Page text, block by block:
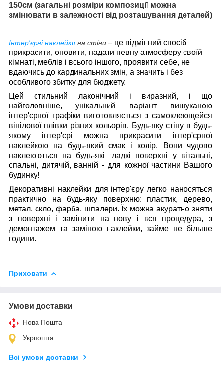
150см (загальні розміри композиції можна
змінювати в залежності від розташування деталей)
Інтер'єрні наклейки на стіни – це відмінний спосіб
прикрасити, оновити, надати певну атмосферу своїй
кімнаті, меблів і всього іншого, проявити себе, не
вдаючись до кардинальних змін, а значить і без
особливого збитку для бюджету.
Цей стильний лаконічний і виразний, і що
найголовніше, унікальний варіант вишуканою
інтер'єрної графіки виготовляється з самоклеющейся
вінілової плівки різних кольорів. Будь-яку стіну в будь-
якому інтер'єрі можна прикрасити інтер'єрної
наклейкою на будь-який смак і колір. Вони чудово
наклеюються на будь-які гладкі поверхні у вітальні,
спальні, дитячій, ванній - для кожної частини Вашого
будинку!
Декоративні наклейки для інтер'єру легко наносяться
практично на будь-яку поверхню: пластик, дерево,
метал, скло, фарба, шпалери. Їх можна акуратно зняти
з поверхні і замінити на нову і вся процедура, з
демонтажем та заміною наклейки, займе не більше
години.
Приховати
Умови доставки
Нова Пошта
Укрпошта
Всі умови доставки